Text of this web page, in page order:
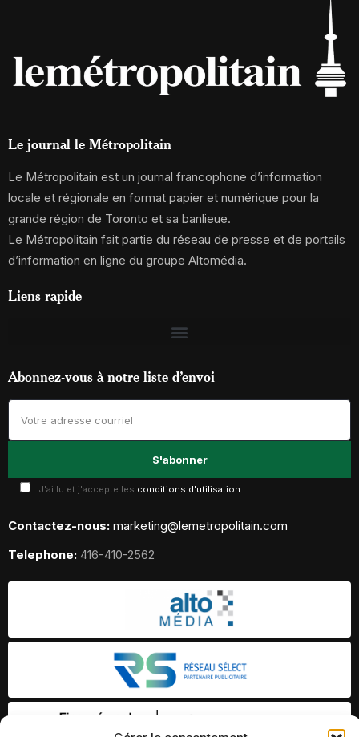
Le journal le Métropolitain
Le Métropolitain est un journal francophone d’information
locale et régionale en format papier et numérique pour la
grande région de Toronto et sa banlieue.
Le Métropolitain fait partie du réseau de presse et de portails
d’information en ligne du groupe Altomédia.
Liens rapide
Abonnez-vous à notre liste d’envoi
J'ai lu et j'accepte les conditions d'utilisation
Contactez-nous: marketing@lemetropolitain.com
Telephone: 416-410-2562